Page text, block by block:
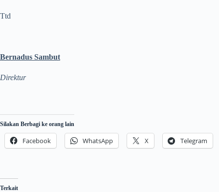
Ttd
Bernadus Sambut
Direktur
Silakan Berbagi ke orang lain
Facebook WhatsApp X Telegram
Terkait